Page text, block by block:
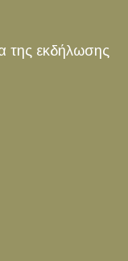
της εκδήλωσης